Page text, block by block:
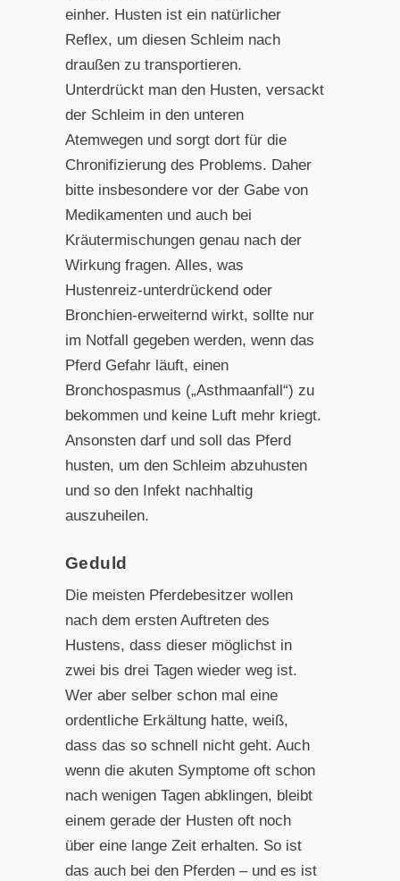
einher. Husten ist ein natürlicher
Reflex, um diesen Schleim nach
draußen zu transportieren.
Unterdrückt man den Husten, versackt
der Schleim in den unteren
Atemwegen und sorgt dort für die
Chronifizierung des Problems. Daher
bitte insbesondere vor der Gabe von
Medikamenten und auch bei
Kräutermischungen genau nach der
Wirkung fragen. Alles, was
Hustenreiz-unterdrückend oder
Bronchien-erweiternd wirkt, sollte nur
im Notfall gegeben werden, wenn das
Pferd Gefahr läuft, einen
Bronchospasmus („Asthmaanfall“) zu
bekommen und keine Luft mehr kriegt.
Ansonsten darf und soll das Pferd
husten, um den Schleim abzuhusten
und so den Infekt nachhaltig
auszuheilen.
Geduld
Die meisten Pferdebesitzer wollen
nach dem ersten Auftreten des
Hustens, dass dieser möglichst in
zwei bis drei Tagen wieder weg ist.
Wer aber selber schon mal eine
ordentliche Erkältung hatte, weiß,
dass das so schnell nicht geht. Auch
wenn die akuten Symptome oft schon
nach wenigen Tagen abklingen, bleibt
einem gerade der Husten oft noch
über eine lange Zeit erhalten. So ist
das auch bei den Pferden – und es ist